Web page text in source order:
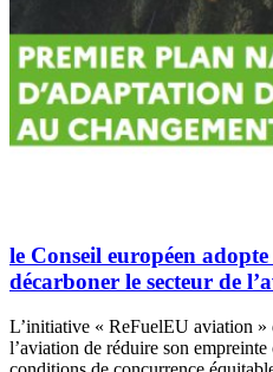
le Conseil européen
décarboner le secteur de
L’initiative « ReFuelEU aviation »
l’aviation de réduire son empreinte